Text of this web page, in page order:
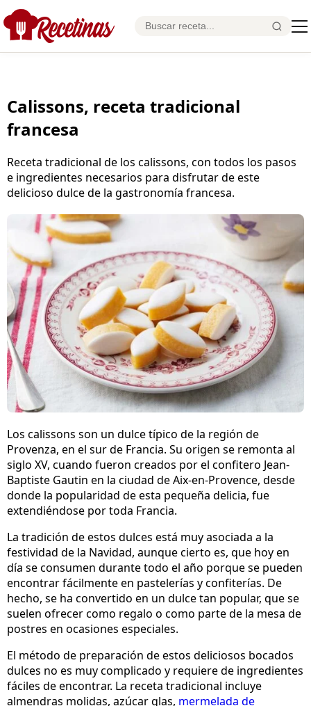
Calissons, receta tradicional
francesa
Receta tradicional de los calissons, con todos los pasos
e ingredientes necesarios para disfrutar de este
delicioso dulce de la gastronomía francesa.
Los calissons son un dulce típico de la región de
Provenza, en el sur de Francia. Su origen se remonta al
siglo XV, cuando fueron creados por el confitero Jean-
Baptiste Gautin en la ciudad de Aix-en-Provence, desde
donde la popularidad de esta pequeña delicia, fue
extendiéndose por toda Francia.
La tradición de estos dulces está muy asociada a la
festividad de la Navidad, aunque cierto es, que hoy en
día se consumen durante todo el año porque se pueden
encontrar fácilmente en pastelerías y confiterías. De
hecho, se ha convertido en un dulce tan popular, que se
suelen ofrecer como regalo o como parte de la mesa de
postres en ocasiones especiales.
El método de preparación de estos deliciosos bocados
dulces no es muy complicado y requiere de ingredientes
fáciles de encontrar. La receta tradicional incluye
almendras molidas, azúcar glas, mermelada de